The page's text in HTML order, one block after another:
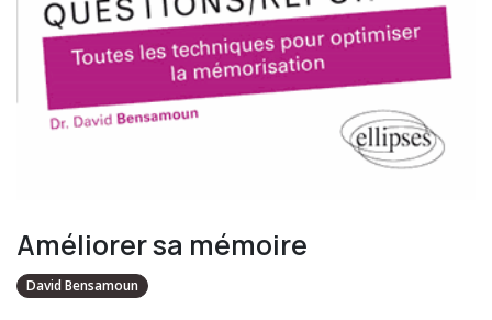
Améliorer sa mémoire
David Bensamoun